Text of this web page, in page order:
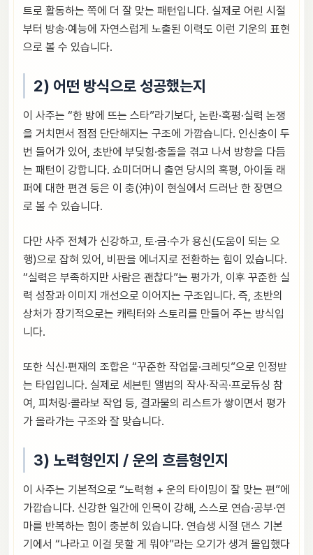
트로 활동하는 쪽에 더 잘 맞는 패턴입니다. 실제로 어린 시절
부터 방송·예능에 자연스럽게 노출된 이력도 이런 기운의 표현
으로 볼 수 있습니다.
2) 어떤 방식으로 성공했는지
이 사주는 “한 방에 뜨는 스타”라기보다, 논란·혹평·실력 논쟁
을 거치면서 점점 단단해지는 구조에 가깝습니다. 인신충이 두
번 들어가 있어, 초반에 부딪힘·충돌을 겪고 나서 방향을 다듬
는 패턴이 강합니다. 쇼미더머니 출연 당시의 혹평, 아이돌 래
퍼에 대한 편견 등은 이 충(沖)이 현실에서 드러난 한 장면으
로 볼 수 있습니다.
다만 사주 전체가 신강하고, 토·금·수가 용신(도움이 되는 오
행)으로 잡혀 있어, 비판을 에너지로 전환하는 힘이 있습니다.
“실력은 부족하지만 사람은 괜찮다”는 평가가, 이후 꾸준한 실
력 성장과 이미지 개선으로 이어지는 구조입니다. 즉, 초반의
상처가 장기적으로는 캐릭터와 스토리를 만들어 주는 방식입
니다.
또한 식신·편재의 조합은 “꾸준한 작업물·크레딧”으로 인정받
는 타입입니다. 실제로 세븐틴 앨범의 작사·작곡·프로듀싱 참
여, 피처링·콜라보 작업 등, 결과물의 리스트가 쌓이면서 평가
가 올라가는 구조와 잘 맞습니다.
3) 노력형인지 / 운의 흐름형인지
이 사주는 기본적으로 “노력형 + 운의 타이밍이 잘 맞는 편”에
가깝습니다. 신강한 일간에 인목이 강해, 스스로 연습·공부·연
마를 반복하는 힘이 충분히 있습니다. 연습생 시절 댄스 기본
기에서 “나라고 이걸 못할 게 뭐야”라는 오기가 생겨 몰입했다